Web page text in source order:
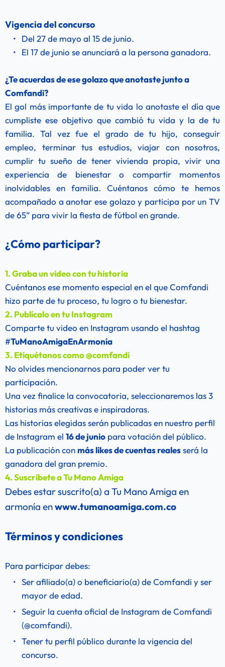
Vigencia del concurso
Del 27 de mayo al 15 de junio.
El 17 de junio se anunciará a la persona ganadora.
¿Te acuerdas de ese golazo que anotaste junto a
Comfandi?
El gol más importante de tu vida lo anotaste el día que
cumpliste ese objetivo que cambió tu vida y la de tu
familia. Tal vez fue el grado de tu hijo, conseguir
empleo, terminar tus estudios, viajar con nosotros,
cumplir tu sueño de tener vivienda propia, vivir una
experiencia de bienestar o compartir momentos
inolvidables en familia. Cuéntanos cómo te hemos
acompañado a anotar ese golazo y participa por un TV
de 65” para vivir la fiesta de fútbol en grande.
¿Cómo participar?
1. Graba un video con tu historia
Cuéntanos ese momento especial en el que Comfandi
hizo parte de tu proceso, tu logro o tu bienestar.
2. Publícalo en tu Instagram
Comparte tu video en Instagram usando el hashtag
#TuManoAmigaEnArmonía
3. Etiquétanos como @comfandi
No olvides mencionarnos para poder ver tu
participación.
Una vez finalice la convocatoria, seleccionaremos las 3
historias más creativas e inspiradoras.
Las historias elegidas serán publicadas en nuestro perfil
de Instagram el 16 de junio para votación del público.
La publicación con más likes de cuentas reales será la
ganadora del gran premio.
4. Suscríbete a Tu Mano Amiga
Debes estar suscrito(a) a Tu Mano Amiga en
armonía en www.tumanoamiga.com.co
Términos y condiciones
Para participar debes:
Ser afiliado(a) o beneficiario(a) de Comfandi y ser
mayor de edad.
Seguir la cuenta oficial de Instagram de Comfandi
(@comfandi).
Tener tu perfil público durante la vigencia del
concurso.